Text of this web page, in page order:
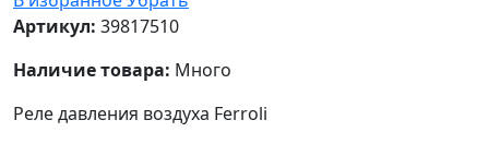
Артикул: 39817510
Наличие товара: Много
Реле давления воздуха Ferroli